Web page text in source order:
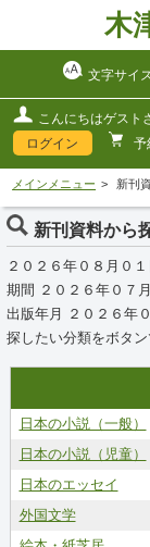
木
文字サイ
こんにちはゲスト
ログイン
予
メインメニュー 新刊
新刊資料から
２０２６年０８月０
期間 ２０２６年０７
出版年月 ２０２６年
探したい分類をボタン
日本の小説（一般）
日本の小説（児童）
日本のエッセイ
外国文学